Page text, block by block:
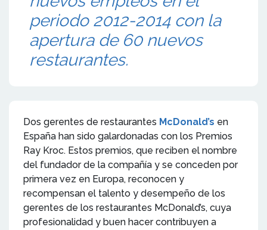
periodo 2012-2014 con la
apertura de 60 nuevos
restaurantes.
Dos gerentes de restaurantes McDonald’s en
España han sido galardonadas con los Premios
Ray Kroc. Estos premios, que reciben el nombre
del fundador de la compañía y se conceden por
primera vez en Europa, reconocen y
recompensan el talento y desempeño de los
gerentes de los restaurantes McDonald’s, cuya
profesionalidad y buen hacer contribuyen a